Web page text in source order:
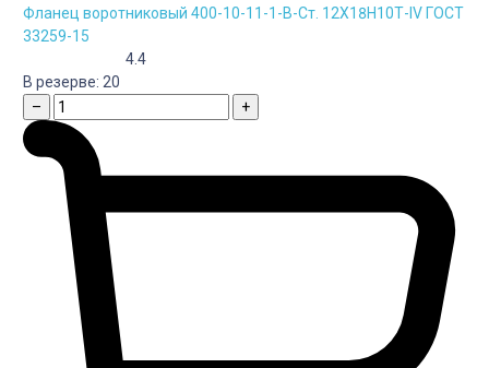
Фланец воротниковый 400-10-11-1-B-Cт. 12Х18Н10Т-IV ГОСТ
33259-15
4.4
В резерве: 20
–
+